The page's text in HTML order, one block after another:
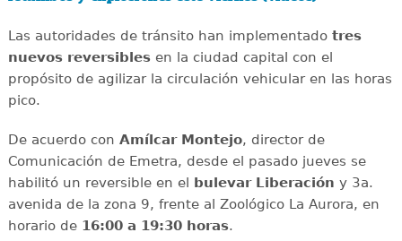
Las autoridades de tránsito han implementado tres
nuevos reversiblesen la ciudad capital con el
propósito de agilizar la circulación vehicular en las horas
pico.
De acuerdo con Amílcar Montejo, director de
Comunicación de Emetra, desde el pasado jueves se
habilitó un reversible en el bulevar Liberación y 3a.
avenida de la zona 9, frente al Zoológico La Aurora, en
horario de 16:00 a 19:30 horas.